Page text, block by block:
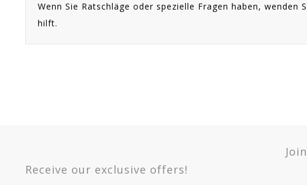
Wenn Sie Ratschläge oder spezielle Fragen haben,
hilft.
Receive our exclusive offers!